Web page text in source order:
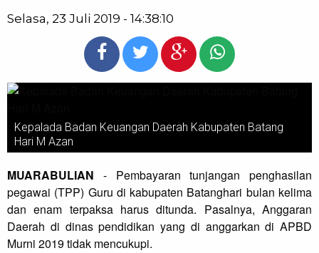
Selasa, 23 Juli 2019 - 14:38:10
Kepalada Badan Keuangan Daerah Kabupaten Batang
Hari M Azan
MUARABULIAN - Pembayaran tunjangan penghasilan
pegawai (TPP) Guru di kabupaten Batanghari bulan kelima
dan enam terpaksa harus ditunda. Pasalnya, Anggaran
Daerah di dinas pendidikan yang di anggarkan di APBD
Murni 2019 tidak mencukupi.